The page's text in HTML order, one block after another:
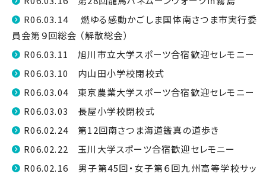
R06.03.14 燃ゆる感動かごしま国体南さつま市実行委
員会第９回総会 （解散総会）
R06.03.11 旭川市立大学スポーツ合宿歓迎セレモニー
R06.03.10 内山田小学校閉校式
R06.03.04 東京農業大学スポーツ合宿歓迎セレモニー
R06.03.03 長屋小学校閉校式
R06.02.24 第12回南さつま海道鑑真の道歩き
R06.02.22 玉川大学スポーツ合宿歓迎セレモニー
R06.02.16 男子第45回・女子第６回九州高等学校サッ